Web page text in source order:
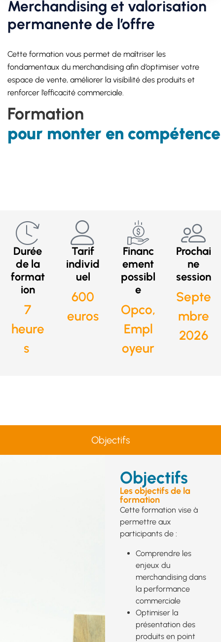
Merchandising et valorisation
permanente de l’offre
Cette formation vous permet de maîtriser les
fondamentaux du merchandising afin d’optimiser votre
espace de vente, améliorer la visibilité des produits et
renforcer l’efficacité commerciale.
Formation
pour monter en
Durée
de la
format
ion
7
heure
s
Tarif
individ
uel
600
euros
Financ
ement
possibl
e
Opco,
Empl
oyeur
Prochai
ne
session
Septe
mbre
2026
Objectifs
Objectifs
Les objectifs de la
formation
Cette formation vise à
permettre aux
participants de :
Comprendre les
enjeux du
merchandising dans
la performance
commerciale
Optimiser la
présentation des
produits en point